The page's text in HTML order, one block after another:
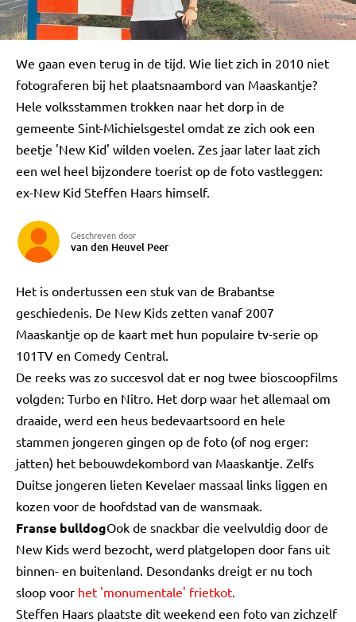
We gaan even terug in de tijd. Wie liet zich in 2010 niet
fotograferen bij het plaatsnaambord van Maaskantje?
Hele volksstammen trokken naar het dorp in de
gemeente Sint-Michielsgestel omdat ze zich ook een
beetje 'New Kid' wilden voelen. Zes jaar later laat zich
een wel heel bijzondere toerist op de foto vastleggen:
ex-New Kid Steffen Haars himself.
Geschreven door
van den Heuvel Peer
Het is ondertussen een stuk van de Brabantse
geschiedenis. De New Kids zetten vanaf 2007
Maaskantje op de kaart met hun populaire tv-serie op
101TV en Comedy Central.
De reeks was zo succesvol dat er nog twee bioscoopfilms
volgden: Turbo en Nitro. Het dorp waar het allemaal om
draaide, werd een heus bedevaartsoord en hele
stammen jongeren gingen op de foto (of nog erger:
jatten) het bebouwdekombord van Maaskantje. Zelfs
Duitse jongeren lieten Kevelaer massaal links liggen en
kozen voor de hoofdstad van de wansmaak.
Franse bulldogOok de snackbar die veelvuldig door de
New Kids werd bezocht, werd platgelopen door fans uit
binnen- en buitenland. Desondanks dreigt er nu toch
sloop voor het 'monumentale' frietkot.
Steffen Haars plaatste dit weekend een foto van zichzelf